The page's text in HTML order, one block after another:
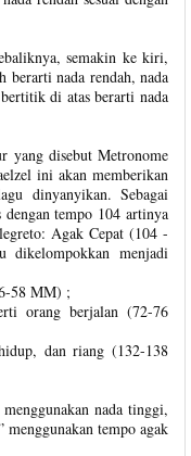
semakin ke kiri,
berarti nada rendah, nada
di atas berarti nada
yang disebut Metronome
ini akan memberikan
dinyanyikan. Sebagai
tempo 104 artinya
Agak Cepat (104 -
dikelompokkan menjadi
58 MM) ;
orang berjalan (72-76
dan riang (132-138
nada tinggi,
tempo agak